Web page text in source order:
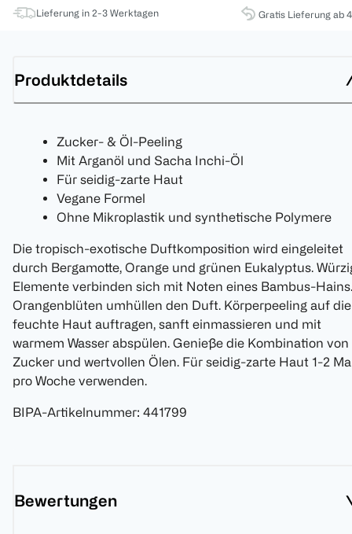
Lieferung in 2-3 Werktagen Gratis Lieferung ab
Produktdetails
Zucker- & Öl-Peeling
Mit Arganöl und Sacha Inchi-Öl
Für seidig-zarte Haut
Vegane Formel
Ohne Mikroplastik und synthetische Polymere
Die tropisch-exotische Duftkomposition wird eingeleitet
durch Bergamotte, Orange und grünen Eukalyptus.
Elemente verbinden sich mit Noten eines Bambus-Hains.
Orangenblüten umhüllen den Duft. Körperpeeling auf die
feuchte Haut auftragen, sanft einmassieren und mit
warmem Wasser abspülen. Genieße die Kombination von
Zucker und wertvollen Ölen. Für seidig-zarte Haut 1-2
pro Woche verwenden.
BIPA-Artikelnummer: 441799
Bewertungen